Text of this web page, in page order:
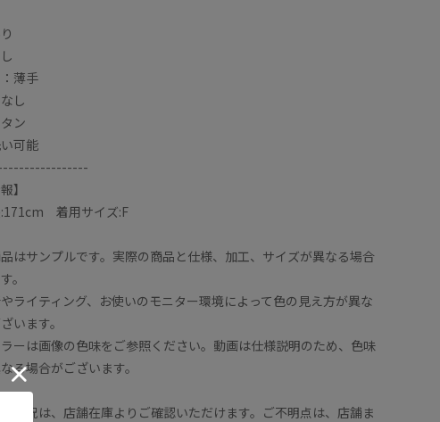
薄手
し
ン
可能
】
:171cm 着用サイズ:F
はサンプルです。実際の商品と仕様、加工、サイズが異なる場合
。
ライティング、お使いのモニター環境によって色の見え方が異な
います。
ーは画像の色味をご参照ください。動画は仕様説明のため、色味
る場合がございます。
状況は、店舗在庫よりご確認いただけます。ご不明点は、店舗ま